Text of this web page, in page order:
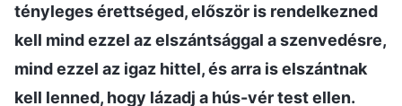
tényleges érettséged, először is rendelkezned
kell mind ezzel az elszántsággal a szenvedésre,
mind ezzel az igaz hittel, és arra is elszántnak
kell lenned, hogy lázadj a hús-vér test ellen.